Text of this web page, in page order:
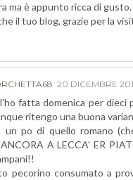
ma è appunto ricca di gusto.
il tuo blog, grazie per la
20 DICEMBRE
fatta domenica per dieci
ritengo una buona
un po di quello romano
A LECCA' ER
pecorino consumato a